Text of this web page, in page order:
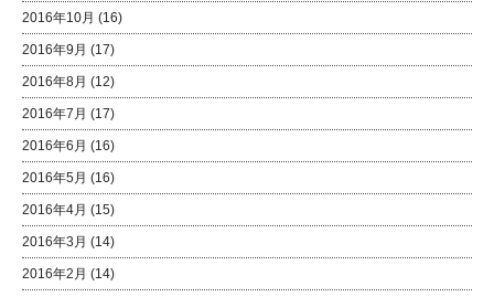
2016年10月 (16)
2016年9月 (17)
2016年8月 (12)
2016年7月 (17)
2016年6月 (16)
2016年5月 (16)
2016年4月 (15)
2016年3月 (14)
2016年2月 (14)